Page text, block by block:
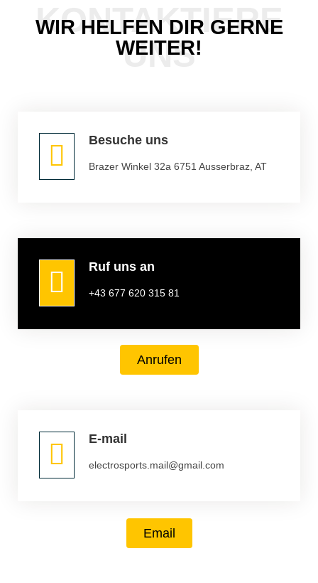
KONTAKTIERE
UNS
WIR HELFEN DIR GERNE
WEITER!
Besuche uns
Brazer Winkel 32a 6751 Ausserbraz, AT
Ruf uns an
+43 677 620 315 81
Anrufen
E-mail
electrosports.mail@gmail.com
Email